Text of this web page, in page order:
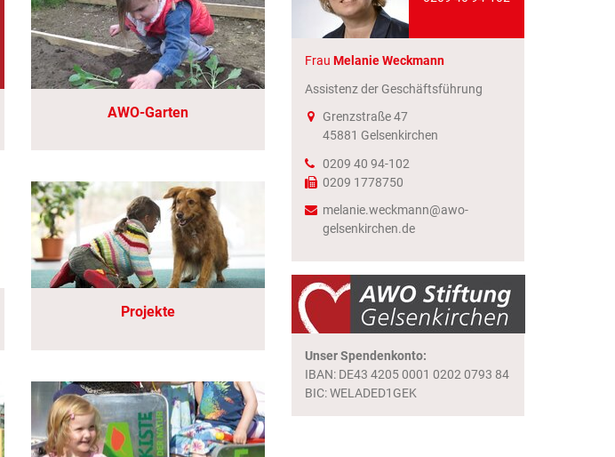
AWO-Garten
Projekte
Frau Melanie Weckmann
Assistenz der Geschäftsführung
Grenzstraße 47
45881 Gelsenkirchen
0209 40 94-102
0209 1778750
melanie.weckmann@awo-
gelsenkirchen.de
Unser Spendenkonto:
IBAN: DE43 4205 0001 0202 0793 84
BIC: WELADED1GEK